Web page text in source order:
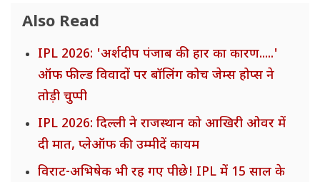
Also Read
IPL 2026: 'अर्शदीप पंजाब की हार का कारण.....'
ऑफ फील्ड विवादों पर बॉलिंग कोच जेम्स होप्स ने
तोड़ी चुप्पी
IPL 2026: दिल्ली ने राजस्थान को आखिरी ओवर में
दी मात, प्लेऑफ की उम्मीदें कायम
विराट-अभिषेक भी रह गए पीछे! IPL में 15 साल के